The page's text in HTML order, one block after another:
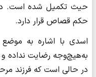
حیث تکمیل شده است.
حکم قصاص قرار دارد.
اسدی با اشاره به
به‌هیچ‌وجه رضایت نداده
در حالی است که فرزند